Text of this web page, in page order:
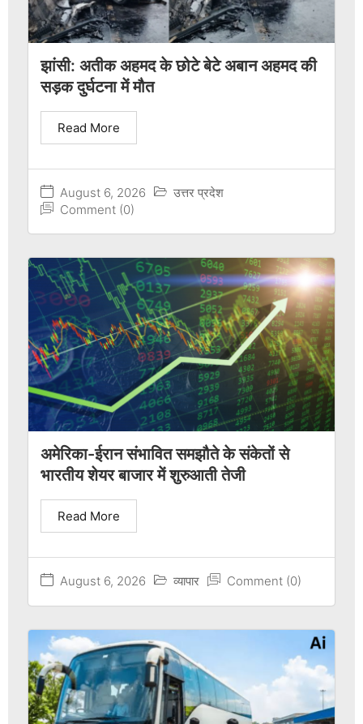
झांसी: अतीक अहमद के छोटे बेटे अबान अहमद की
सड़क दुर्घटना में मौत
August 6, 2026
उत्तर प्रदेश
Comment (0)
Read More
अमेरिका-ईरान संभावित समझौते के संकेतों से
भारतीय शेयर बाजार में शुरुआती तेजी
August 6, 2026 व्यापार Comment (0)
Read More